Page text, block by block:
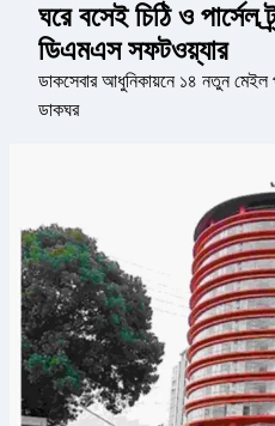
ঘরে বসেই চিঠি ও পার্সেল
ডিএমএস সফটওয়্যার
ডাকসেবার আধুনিকায়নে ১৪ নতুন মেইল
ডাকঘর